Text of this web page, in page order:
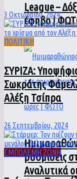
League –
έφηβο |
ρυθμίσεις
Αναλυτικά
3 Οκτωβρίου, 2024
ΠΟΛΙΤΙΚΗ
ΣΥΡΙΖΑ:
Σωκράτης
Αλέξη Τσίπρα
26 Σεπτεμβρίου, 2024
ΕΜΠΟΛΕΜΗ ΖΩΝΗ